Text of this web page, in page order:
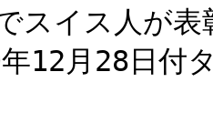
スイス人が
年12月28日付